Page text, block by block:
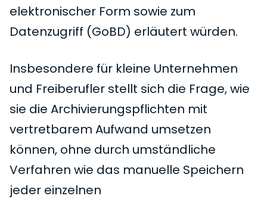
elektronischer Form sowie zum
Datenzugriff (GoBD) erläutert würden.
Insbesondere für kleine Unternehmen
und Freiberufler stellt sich die Frage, wie
sie die Archivierungspflichten mit
vertretbarem Aufwand umsetzen
können, ohne durch umständliche
Verfahren wie das manuelle Speichern
jeder einzelnen